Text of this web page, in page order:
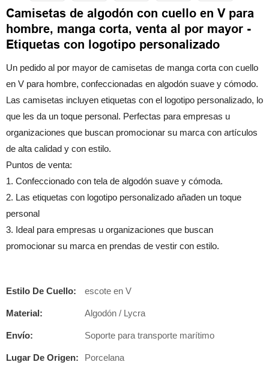
Camisetas de algodón con cuello en V para
hombre, manga corta, venta al por mayor -
Etiquetas con logotipo personalizado
Un pedido al por mayor de camisetas de manga corta con cuello
en V para hombre, confeccionadas en algodón suave y cómodo.
Las camisetas incluyen etiquetas con el logotipo personalizado, lo
que les da un toque personal. Perfectas para empresas u
organizaciones que buscan promocionar su marca con artículos
de alta calidad y con estilo.
Puntos de venta:
1. Confeccionado con tela de algodón suave y cómoda.
2. Las etiquetas con logotipo personalizado añaden un toque
personal
3. Ideal para empresas u organizaciones que buscan
promocionar su marca en prendas de vestir con estilo.
Estilo De Cuello: escote en V
Material: Algodón / Lycra
Envío: Soporte para transporte marítimo
Lugar De Origen: Porcelana